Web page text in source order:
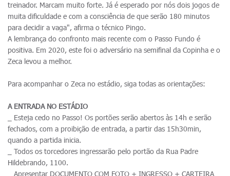
treinador. Marcam muito forte. Já é esperado por nós dois jogos de
muita dificuldade e com a consciência de que serão 180 minutos
para decidir a vaga", afirma o técnico Pingo.
A lembrança do confronto mais recente com o Passo Fundo é
positiva. Em 2020, este foi o adversário na semifinal da Copinha e o
Zeca levou a melhor.
Para acompanhar o Zeca no estádio, siga todas as orientações:
A ENTRADA NO ESTÁDIO
_ Esteja cedo no Passo! Os portões serão abertos às 14h e serão
fechados, com a proibição de entrada, a partir das 15h30min,
quando a partida inicia.
_ Todos os torcedores ingressarão pelo portão da Rua Padre
Hildebrando, 1100.
_ Apresentar DOCUMENTO COM FOTO + INGRESSO + CARTEIRA